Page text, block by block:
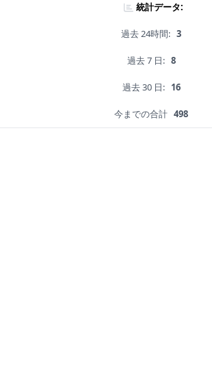
統計データ:
過去 24時間: 3
過去 7 日: 8
過去 30 日: 16
今までの合計 498